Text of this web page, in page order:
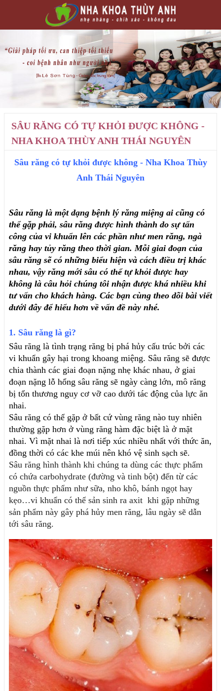
SÂU RĂNG CÓ TỰ KHỎI ĐƯỢC KHÔNG -
NHA KHOA THÙY ANH THÁI NGUYÊN
Sâu răng có tự khỏi được không - Nha Khoa Thùy
Anh Thái Nguyên
Sâu răng là một dạng bệnh lý răng miệng ai cũng có
thể gặp phải, sâu răng được hình thành do sự tấn
công của vi khuẩn lên các phần như men răng, ngà
răng hay tủy răng theo thời gian. Mỗi giai đoạn của
sâu răng sẽ có những biểu hiện và cách điều trị khác
nhau, vậy răng mới sâu có thể tự khỏi được hay
không là câu hỏi chúng tôi nhận được khá nhiều khi
tư vấn cho khách hàng. Các bạn cùng theo dõi bài viết
dưới đây để hiểu hơn về vấn đề này nhé.
1. Sâu răng là gì?
Sâu răng là tình trạng răng bị phá hủy cấu trúc bởi các
vi khuẩn gây hại trong khoang miệng. Sâu răng sẽ được
chia thành các giai đoạn nặng nhẹ khác nhau, ở giai
đoạn nặng lỗ hổng sâu răng sẽ ngày càng lớn, mô răng
bị tổn thương nguy cơ vỡ cao dưới tác động của lực ăn
nhai.
Sâu răng có thể gặp ở bất cứ vùng răng nào tuy nhiên
thường gặp hơn ở vùng răng hàm đặc biệt là ở mặt
nhai. Vì mặt nhai là nơi tiếp xúc nhiều nhất với thức ăn,
đồng thời có các khe múi nên khó vệ sinh sạch sẽ.
Sâu răng hình thành khi chúng ta dùng các thực phẩm
có chứa carbohydrate (đường và tinh bột) đến từ các
nguồn thực phẩm như sữa, nho khô, bánh ngọt hay
kẹo…vi khuẩn có thể sản sinh ra axit  khi gặp những
sản phẩm này gây phá hủy men răng, lâu ngày sẽ dẫn
tới sâu răng.